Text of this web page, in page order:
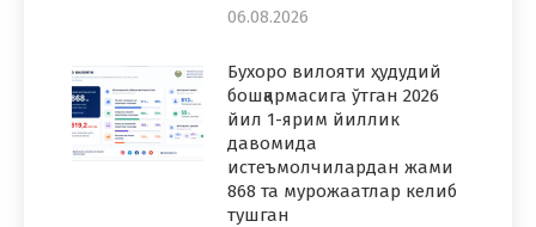
06.08.2026
Бухоро вилояти ҳудудий
бошқармасига ўтган 2026
йил 1-ярим йиллик
давомида
истеъмолчилардан жами
868 та мурожаатлар келиб
тушган